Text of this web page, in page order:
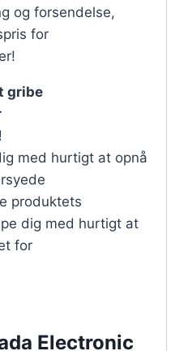
og forsendelse,
for
gribe
med hurtigt at opnå
produktets
dig med hurtigt at
for
Electronic